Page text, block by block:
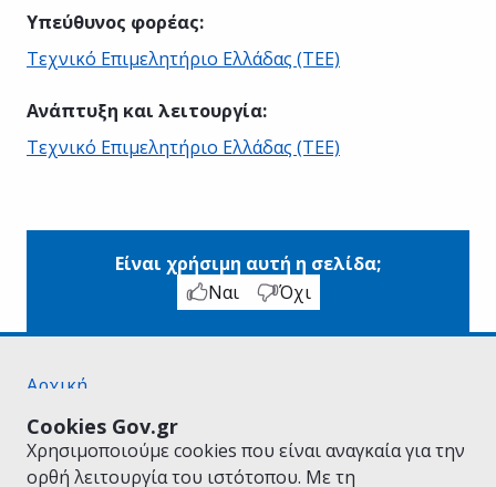
Cookies Gov.gr
Χρησιμοποιούμε cookies που είναι αναγκαία για την
ορθή λειτουργία του ιστότοπου. Με τη
Υπεύθυνος φορέας:
Τεχνικό Επιμελητήριο Ελλάδας (ΤΕΕ)
Ανάπτυξη και λειτουργία:
Τεχνικό Επιμελητήριο Ελλάδας (ΤΕΕ)
Είναι χρήσιμη αυτή η σελίδα;
Ναι
Όχι
Αρχική
Όροι Χρήσης
Πολιτική Απορρήτου